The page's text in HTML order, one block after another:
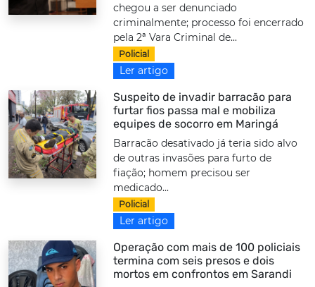
chegou a ser denunciado
criminalmente; processo foi encerrado
pela 2ª Vara Criminal de...
Policial
Ler artigo
Suspeito de invadir barracão para
furtar fios passa mal e mobiliza
equipes de socorro em Maringá
Barracão desativado já teria sido alvo
de outras invasões para furto de
fiação; homem precisou ser
medicado...
Policial
Ler artigo
Operação com mais de 100 policiais
termina com seis presos e dois
mortos em confrontos em Sarandi